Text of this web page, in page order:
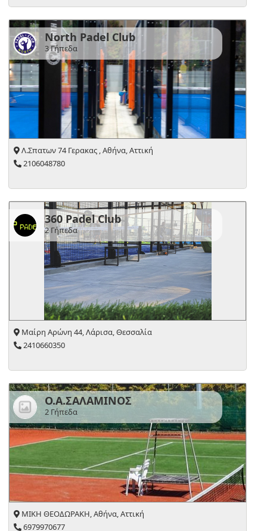
North Padel Club
3 Γήπεδα
Λ.Σπατων 74 Γερακας , Αθήνα, Αττική
2106048780
360 Padel Club
2 Γήπεδα
Μαίρη Αρώνη 44, Λάρισα, Θεσσαλία
2410660350
Ο.Α.ΣΑΛΑΜΙΝΟΣ
2 Γήπεδα
ΜΙΚΗ ΘΕΟΔΩΡΑΚΗ, Αθήνα, Αττική
6979970677